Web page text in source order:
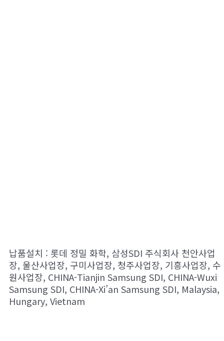
납품설치 : 롯데 정밀 화학, 삼성SDI 주식회사 천안사업
장, 울산사업장, 구미사업장, 청주사업장, 기흥사업장, 수
원사업장, CHINA-Tianjin Samsung SDI, CHINA-Wuxi
Samsung SDI, CHINA-Xi’an Samsung SDI, Malaysia,
Hungary, Vietnam